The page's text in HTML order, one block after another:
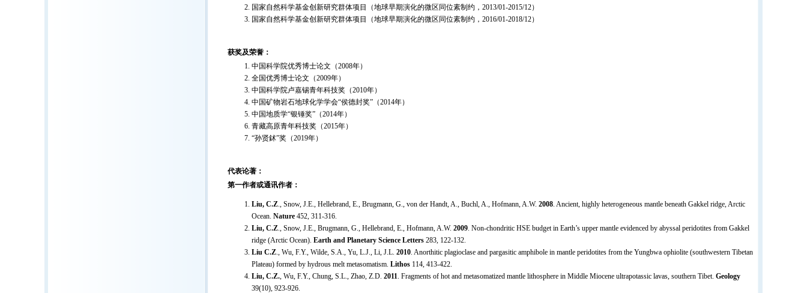
国家自然科学基金创新研究群体项目（地球早期演化的微区同位素制约，2013/01-2015/12）
国家自然科学基金创新研究群体项目（地球早期演化的微区同位素制约，2016/01-2018/12）
获奖及荣誉：
中国科学院优秀博士论文（2008年）
全国优秀博士论文（2009年）
中国科学院卢嘉锡青年科技奖（2010年）
中国矿物岩石地球化学学会“侯德封奖”（2014年）
中国地质学“银锤奖”（2014年）
青藏高原青年科技奖（2015年）
“孙贤鉥”奖（2019年）
代表论著：
第一作者或通讯作者：
Liu, C.Z., Snow, J.E., Hellebrand, E., Brugmann, G., von der Handt, A., Buchl, A., Hofmann, A.W. 2008. Ancient, highly heterogeneous mantle beneath Gakkel ridge, Arctic
Ocean. Nature 452, 311-316.
Liu, C.Z., Snow, J.E., Brugmann, G., Hellebrand, E., Hofmann, A.W. 2009. Non-chondritic HSE budget in Earth’s upper mantle evidenced by abyssal peridotites from Gakkel
ridge (Arctic Ocean). Earth and Planetary Science Letters 283, 122-132.
Liu C.Z., Wu, F.Y., Wilde, S.A., Yu, L.J., Li, J.L. 2010. Anorthitic plagioclase and pargasitic amphibole in mantle peridotites from the Yungbwa ophiolite (southwestern Tibetan
Plateau) formed by hydrous melt metasomatism. Lithos 114, 413-422.
Liu, C.Z., Wu, F.Y., Chung, S.L., Zhao, Z.D. 2011. Fragments of hot and metasomatized mantle lithosphere in Middle Miocene ultrapotassic lavas, southern Tibet. Geology
39(10), 923-926.